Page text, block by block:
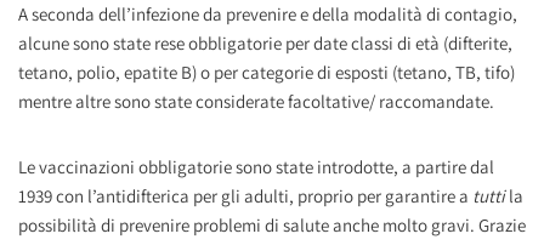
A seconda dell’infezione da prevenire e della modalità di contagio,
alcune sono state rese obbligatorie per date classi di età (difterite,
tetano, polio, epatite B) o per categorie di esposti (tetano, TB, tifo)
mentre altre sono state considerate facoltative/ raccomandate.
Le vaccinazioni obbligatorie sono state introdotte, a partire dal
1939 con l’antidifterica per gli adulti, proprio per garantire a tuttila
possibilità di prevenire problemi di salute anche molto gravi. Grazie